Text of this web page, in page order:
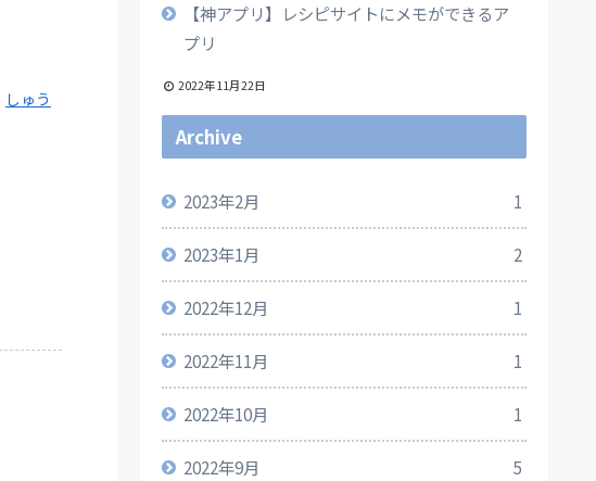
しゅう
【神アプリ】レシピサイトにメモができるア
プリ
2022年11月22日
Archive
2023年2月 1
2023年1月 2
2022年12月 1
2022年11月 1
2022年10月 1
2022年9月 5